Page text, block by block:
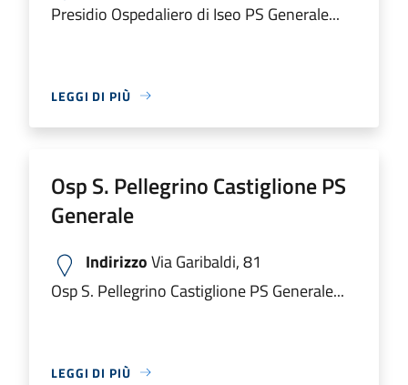
Presidio Ospedaliero di Iseo PS Generale...
LEGGI DI PIÙ
Osp S. Pellegrino Castiglione PS
Generale
IndirizzoVia Garibaldi, 81
Osp S. Pellegrino Castiglione PS Generale...
LEGGI DI PIÙ